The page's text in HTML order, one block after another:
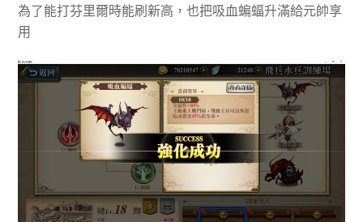
為了能打芬里爾時能刷新高，也把吸血蝙蝠升滿給元帥享
用